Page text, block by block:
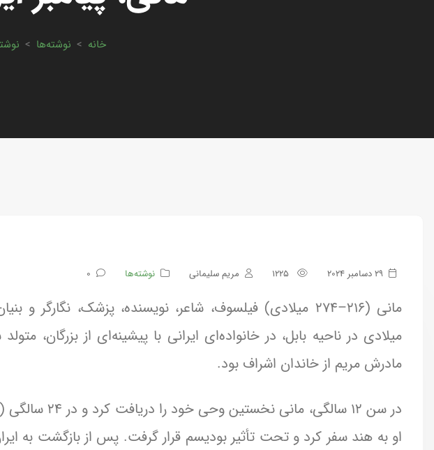
خانه > نوشته‌ها >
29 دسامبر 2024 مریم سلیمانی نوشته‌ها 0
میلادی در ناحیه بابل، در خانواده‌ای ایرانی با پیشینه‌ای از بزرگان،
مادرش مریم از خاندان اشراف بود.
او به هند سفر کرد و تحت تأثیر بودیسم قرار گرفت. پس از بازگشت به